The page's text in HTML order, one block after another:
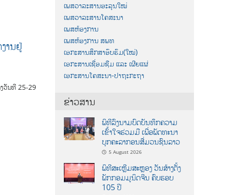
ານຢູ່
ວັນທີ 25-29
ເພສວາລະສານອະລຸນໃໝ່
ເພສວາລະສານໂຄສະນາ
ເພສຫ້ອງການ
ເພສຫ້ອງການ ສພທ
ເອກະສານສຶກສາອົບຮົມ(ໃໝ່)
ເອກະສານເຊື່ອມຊືມ ແລະ ເຜີຍແຜ່
ເອກະສານໂຄສະນາ-ປາຖະກະຖາ
ຂ່າວສານ
ພິທີລົງນາມບົດບັນທຶກຄວາມ
ເຂົ້າໃຈຮ່ວມມື ເພື່ອພັດທະນາ
ບຸກຄະລາກອນສື່ມວນຊົນລາວ
5 August 2026
ພິທີສະເຫຼີມສະຫຼອງ ວັນສ້າງຕັ້ງ
ພັກກອມມູນິດຈີນ ຄົບຮອບ
105 ປີ